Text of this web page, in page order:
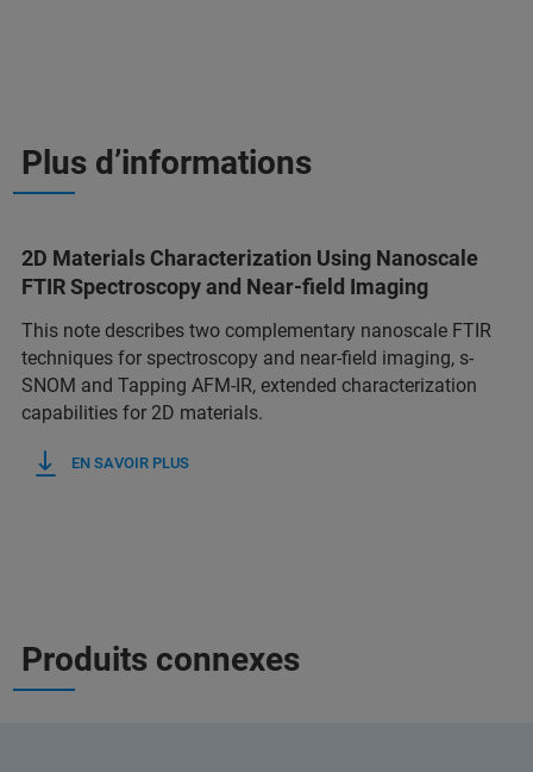
Plus d’informations
2D Materials Characterization Using Nanoscale
FTIR Spectroscopy and Near-field Imaging
This note describes two complementary nanoscale FTIR
techniques for spectroscopy and near-field imaging, s-
SNOM and Tapping AFM-IR, extended characterization
capabilities for 2D materials.
EN SAVOIR PLUS
Produits connexes